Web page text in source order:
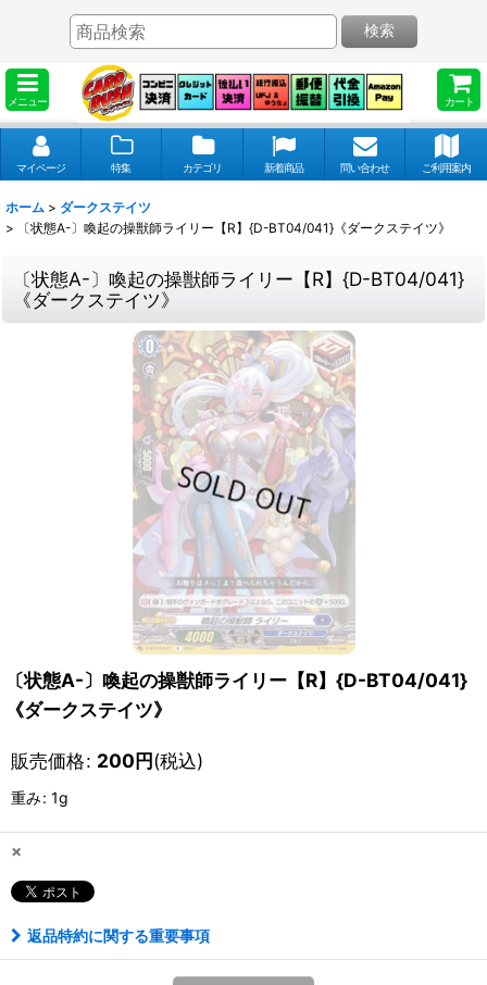
メニュー カート
検索
マイページ 特集 カテゴリ 新着商品 問い合わせ ご利用案内
ホーム > ダークステイツ
>
〔状態A-〕喚起の操獣師ライリー【R】{D-BT04/041}《ダークステイツ》
〔状態A-〕喚起の操獣師ライリー【R】{D-BT04/041}
《ダークステイツ》
〔状態A-〕喚起の操獣師ライリー【R】{D-BT04/041}
《ダークステイツ》
販売価格: 200円(税込)
重み: 1g
×
返品特約に関する重要事項